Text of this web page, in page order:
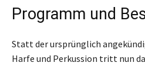
Programm und
Statt der ursprünglich
Harfe und Perkussion tritt nun